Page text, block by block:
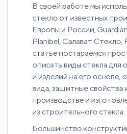
В своей работе мы
стекло от известных
Европы и России,
Planibel, Салават Стекло,
статье постараемся
описать виды стекла для
и изделий на его основе,
вида, защитные свойства
производстве и
из строительного стекла.
Большинство